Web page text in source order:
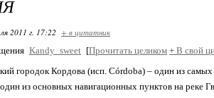
2011 г. 17:22 + в цитатник
Kandy_sweet [Прочитать целиком + В свой
городок Кордова (исп. Córdoba) – один из
один из основных навигационных пунктов на реке